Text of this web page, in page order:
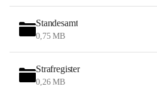
Standesamt
0,75 MB
Strafregister
0,26 MB